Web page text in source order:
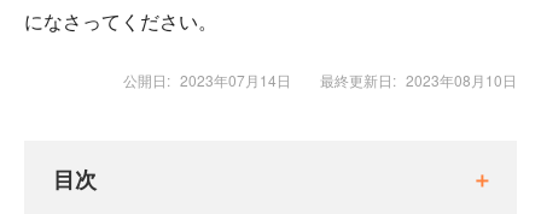
になさってください。
公開日: 2023年07月14日 最終更新日: 2023年08月10日
目次